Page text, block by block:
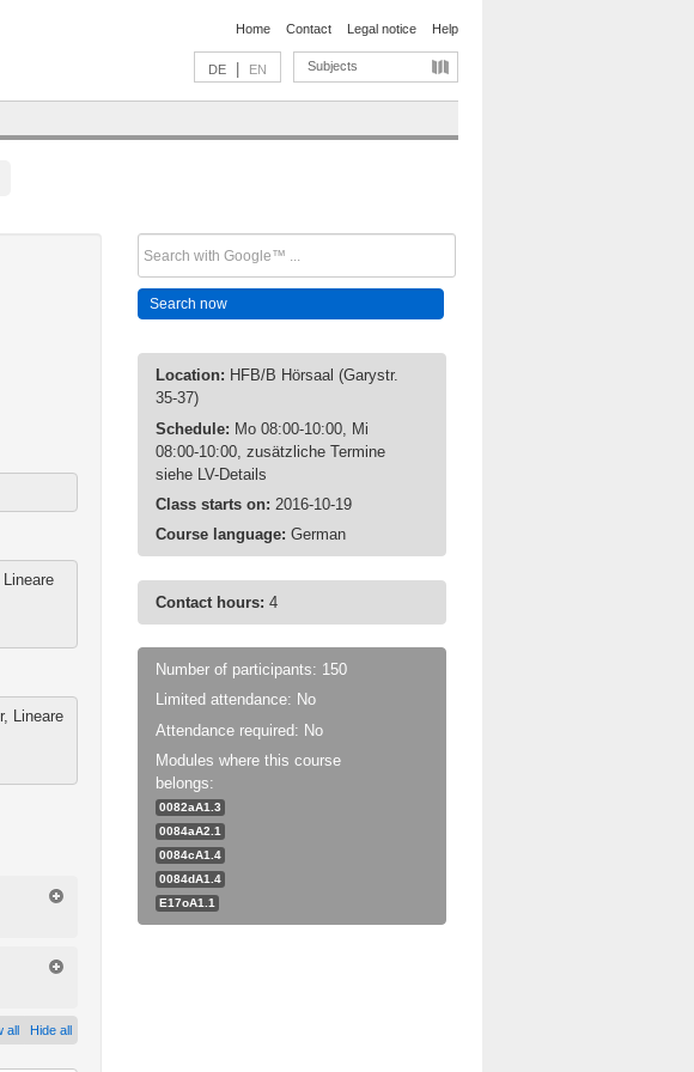
Home Contact Legal notice Help
DE EN Subjects
Lineare
all Hide all
Location: HFB/B Hörsaal (Garystr.
35-37)
Schedule: Mo 08:00-10:00, Mi
08:00-10:00, zusätzliche Termine
siehe LV-Details
Class starts on: 2016-10-19
Course language: German
Contact hours: 4
Number of participants: 150
Limited attendance: No
Attendance required: No
Modules where this course
belongs:
0082aA1.3
0084aA2.1
0084cA1.4
0084dA1.4
E17oA1.1